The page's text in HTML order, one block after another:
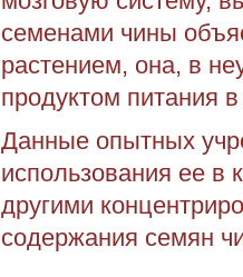
семенами чины
растением, она, в
продуктом питания
Данные опытных
использования ее в
другими
содержания семян